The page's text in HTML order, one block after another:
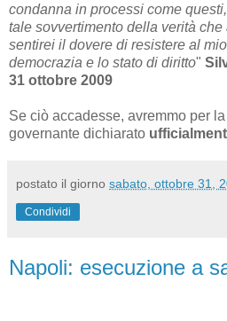
condanna in processi come
tale sovvertimento della verità
sentirei il dovere di resistere al
democrazia e lo stato di diritto"
31 ottobre 2009
Se ciò accadesse, avremmo per
governante dichiarato
postato il giorno sabato, ottobre 31,
Condividi
Napoli: esecuzione a